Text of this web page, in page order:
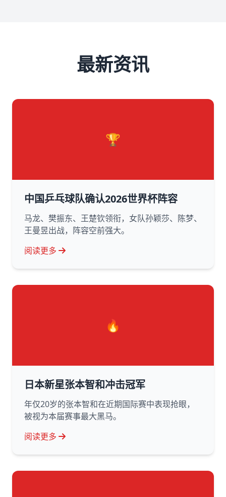
最新资讯
🏆
中国乒乓球队确认2026世界杯阵容
马龙、樊振东、王楚钦领衔，女队孙颖莎、陈梦、
王曼昱出战，阵容空前强大。
阅读更多
🔥
日本新星张本智和冲击冠军
年仅20岁的张本智和在近期国际赛中表现抢眼，
被视为本届赛事最大黑马。
阅读更多